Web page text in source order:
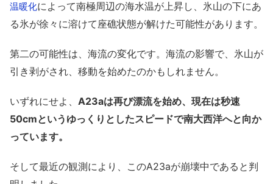
温暖化によって南極周辺の海水温が上昇し、氷山の下にあ
る氷が徐々に溶けて座礁状態が解けた可能性があります。
第二の可能性は、海流の変化です。海流の影響で、氷山が
引き剥がされ、移動を始めたのかもしれません。
いずれにせよ、 A23aは再び漂流を始め、現在は秒速
50cmというゆっくりとしたスピードで南大西洋へと向か
っています。
そして最近の観測により、このA23aが崩壊中であると判